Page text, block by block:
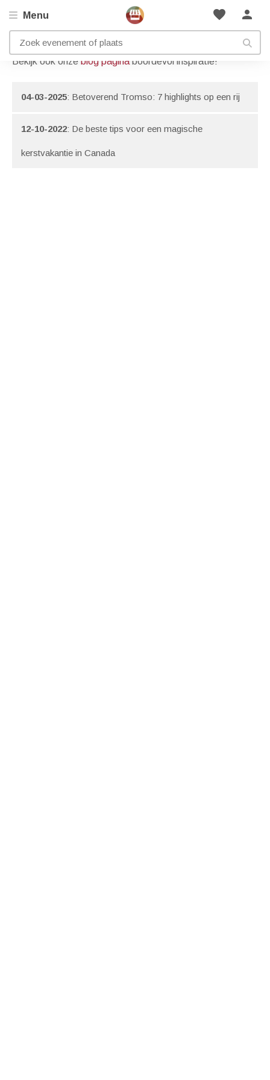
favorite person
Menu
Artikelen met onderwerp:
Noorderlicht
Bekijk ook onze blog pagina boordevol inspiratie!
04-03-2025: Betoverend Tromso: 7 highlights op een rij
12-10-2022: De beste tips voor een magische
kerstvakantie in Canada